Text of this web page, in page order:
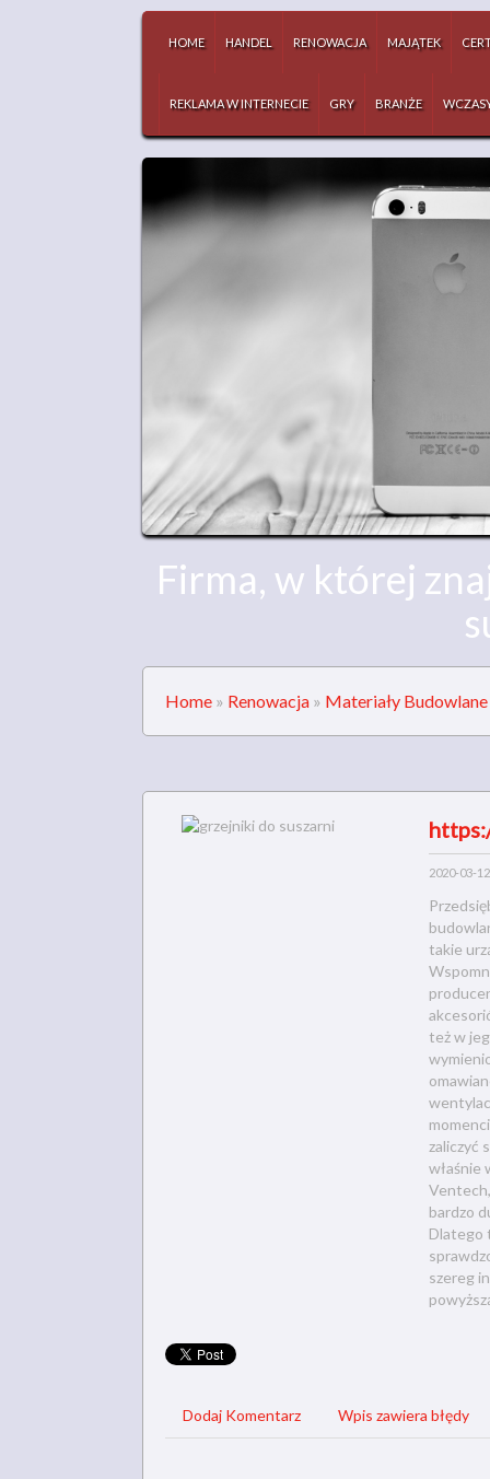
HOME HANDEL RENOWACJA MAJĄTEK
REKLAMA W INTERNECIE GRY BRANŻE
Firma, w której
Home » Renowacja » Materiały Budowlane
2020-03-12
takie
też w
zaliczyć
właśnie
bardzo
Dlatego
szereg
Dodaj Komentarz Wpis zawiera błędy